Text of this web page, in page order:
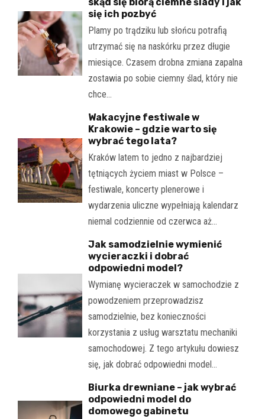
się ich pozbyć
Plamy po trądziku lub słońcu potrafią
utrzymać się na naskórku przez długie
miesiące. Czasem drobna zmiana zapalna
zostawia po sobie ciemny ślad, który nie
chce…
Wakacyjne festiwale w
Krakowie – gdzie warto się
wybrać tego lata?
Kraków latem to jedno z najbardziej
tętniących życiem miast w Polsce –
festiwale, koncerty plenerowe i
wydarzenia uliczne wypełniają kalendarz
niemal codziennie od czerwca aż…
Jak samodzielnie wymienić
wycieraczki i dobrać
odpowiedni model?
Wymianę wycieraczek w samochodzie z
powodzeniem przeprowadzisz
samodzielnie, bez konieczności
korzystania z usług warsztatu mechaniki
samochodowej. Z tego artykułu dowiesz
się, jak dobrać odpowiedni model…
Biurka drewniane – jak wybrać
odpowiedni model do
domowego gabinetu